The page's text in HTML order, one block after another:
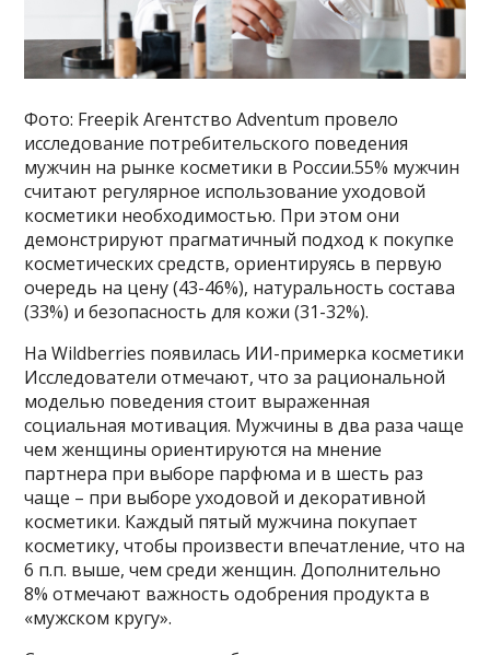
Фото: Freepik Агентство Adventum провело
исследование потребительского поведения
мужчин на рынке косметики в России.55% мужчин
считают регулярное использование уходовой
косметики необходимостью. При этом они
демонстрируют прагматичный подход к покупке
косметических средств, ориентируясь в первую
очередь на цену (43-46%), натуральность состава
(33%) и безопасность для кожи (31-32%).
На Wildberries появилась ИИ-примерка косметики
Исследователи отмечают, что за рациональной
моделью поведения стоит выраженная
социальная мотивация. Мужчины в два раза чаще
чем женщины ориентируются на мнение
партнера при выборе парфюма и в шесть раз
чаще – при выборе уходовой и декоративной
косметики. Каждый пятый мужчина покупает
косметику, чтобы произвести впечатление, что на
6 п.п. выше, чем среди женщин. Дополнительно
8% отмечают важность одобрения продукта в
«мужском кругу».